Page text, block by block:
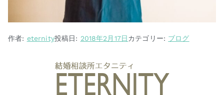
作者: eternity投稿日: 2018年2月17日カテゴリー: ブログ